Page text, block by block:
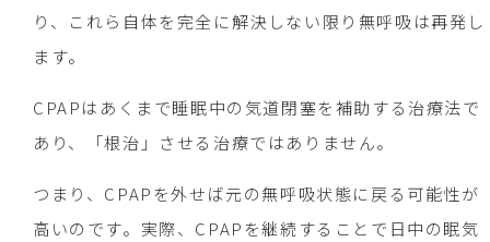
り、これら自体を完全に解決しない限り無呼吸は再発し
ます。
CPAPはあくまで睡眠中の気道閉塞を補助する治療法で
あり、「根治」させる治療ではありません。
つまり、CPAPを外せば元の無呼吸状態に戻る可能性が
高いのです。実際、CPAPを継続することで日中の眠気